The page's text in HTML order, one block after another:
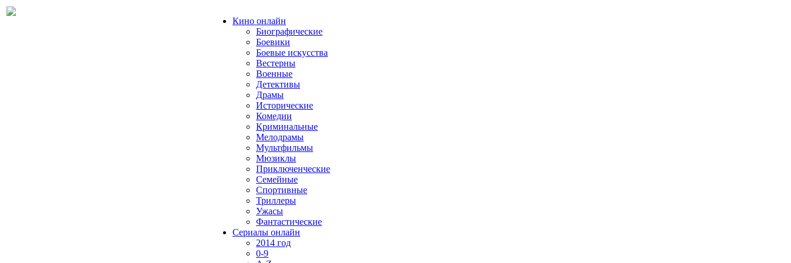
Кино онлайн
Биографические
Боевики
Боевые искусства
Вестерны
Военные
Детективы
Драмы
Исторические
Комедии
Криминальные
Мелодрамы
Мультфильмы
Мюзиклы
Приключенческие
Семейные
Спортивные
Триллеры
Ужасы
Фантастические
Сериалы онлайн
2014 год
0-9